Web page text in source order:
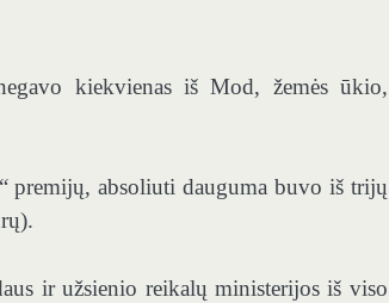
kiekvienas iš Mod, žemės ūkio,
premijų, absoliuti dauguma buvo iš trijų
ir užsienio reikalų ministerijos iš viso